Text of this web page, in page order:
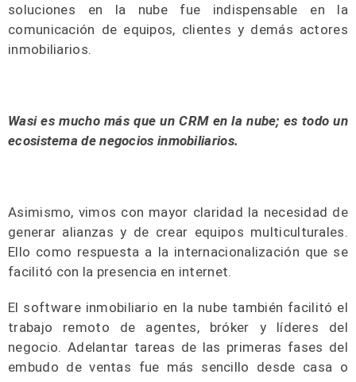
soluciones en la nube fue indispensable en la
comunicación de equipos, clientes y demás actores
inmobiliarios.
Wasi es mucho más que un CRM en la nube; es todo un
ecosistema de negocios inmobiliarios.
Asimismo, vimos con mayor claridad la necesidad de
generar alianzas y de crear equipos multiculturales.
Ello como respuesta a la internacionalización que se
facilitó con la presencia en internet.
El software inmobiliario en la nube también facilitó el
trabajo remoto de agentes, bróker y líderes del
negocio. Adelantar tareas de las primeras fases del
embudo de ventas fue más sencillo desde casa o